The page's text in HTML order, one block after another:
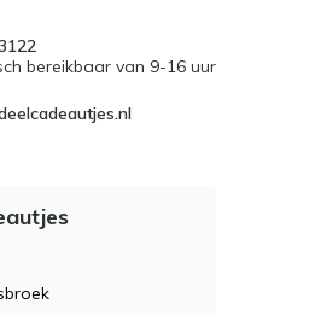
bereikbaar van 9-16 uur